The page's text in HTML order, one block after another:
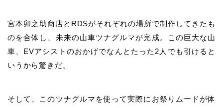
宮本卯之助商店とRDSがそれぞれの場所で制作してきたも
のを合体し、未来の山車ツナグルマが完成。この巨大な山
車、EVアシストのおかげでなんとたった2人でも引けると
いうから驚きだ。
そして、このツナグルマを使って実際にお祭りムードが体